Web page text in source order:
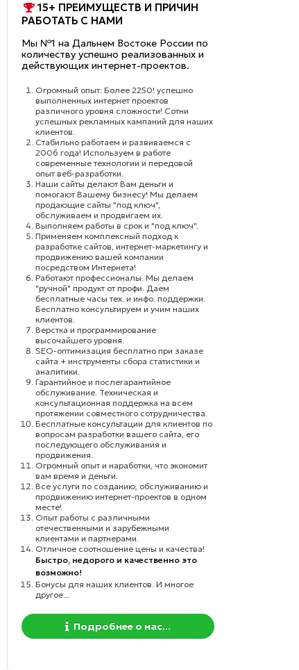
15+ ПРЕИМУЩЕСТВ И ПРИЧИН
РАБОТАТЬ С НАМИ
Мы №1 на Дальнем Востоке России по
количеству успешно реализованных и
действующих интернет-проектов.
Огромный опыт: Более 2250! успешно
выполненных интернет проектов
различного уровня сложности! Сотни
успешных рекламных кампаний для наших
клиентов.
Стабильно работаем и развиваемся с
2006 года! Используем в работе
современные технологии и передовой
опыт веб-разработки.
Наши сайты делают Вам деньги и
помогают Вашему бизнесу! Мы делаем
продающие сайты "под ключ",
обслуживаем и продвигаем их.
Выполняем работы в срок и "под ключ".
Применяем комплексный подход к
разработке сайтов, интернет-маркетингу и
продвижению вашей компании
посредством Интернета!
Работают профессионалы. Мы делаем
"ручной" продукт от профи. Даем
бесплатные часы тех. и инфо. поддержки.
Бесплатно консультируем и учим наших
клиентов.
Верстка и программирование
высочайшего уровня.
SEO-оптимизация бесплатно при заказе
сайта + инструменты сбора статистики и
аналитики.
Гарантийное и послегарантийное
обслуживание. Техническая и
консультационная поддержка на всем
протяжении совместного сотрудничества.
Бесплатные консультации для клиентов по
вопросам разработки вашего сайта, его
последующего обслуживания и
продвижения.
Огромный опыт и наработки, что экономит
вам время и деньги.
Все услуги по созданию, обслуживанию и
продвижению интернет-проектов в одном
месте!
Опыт работы с различными
отечественными и зарубежными
клиентами и партнерами.
Отличное соотношение цены и качества!
Быстро, недорого и качественно это
возможно!
Бонусы для наших клиентов. И многое
другое...
Подробнее о нас...